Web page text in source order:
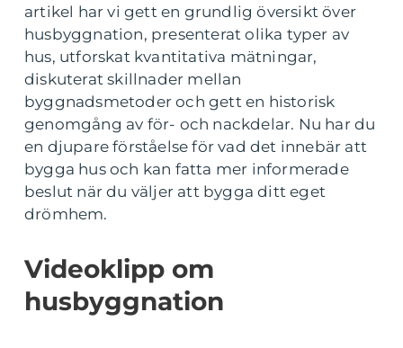
artikel har vi gett en grundlig översikt över
husbyggnation, presenterat olika typer av
hus, utforskat kvantitativa mätningar,
diskuterat skillnader mellan
byggnadsmetoder och gett en historisk
genomgång av för- och nackdelar. Nu har du
en djupare förståelse för vad det innebär att
bygga hus och kan fatta mer informerade
beslut när du väljer att bygga ditt eget
drömhem.
Videoklipp om
husbyggnation